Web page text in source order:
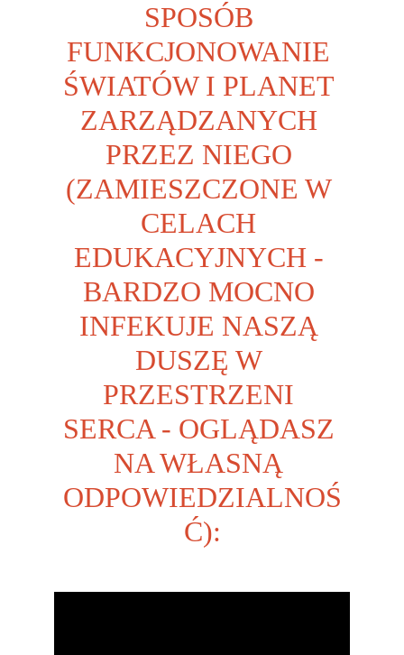
SPOSÓB
FUNKCJONOWANIE
ŚWIATÓW I PLANET
ZARZĄDZANYCH
PRZEZ NIEGO
(ZAMIESZCZONE W
CELACH
EDUKACYJNYCH -
BARDZO MOCNO
INFEKUJE NASZĄ
DUSZĘ W
PRZESTRZENI
SERCA - OGLĄDASZ
NA WŁASNĄ
ODPOWIEDZIALNOŚ
Ć):